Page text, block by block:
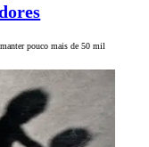
pouco mais de 50 mil